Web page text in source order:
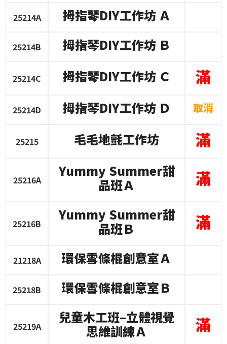
25214A 拇指琴DIY工作坊 Ａ
25214B 拇指琴DIY工作坊 Ｂ
25214C 拇指琴DIY工作坊 Ｃ 滿
25214D 拇指琴DIY工作坊 Ｄ 取消
25215 毛毛地氈工作坊 滿
25216A
Yummy Summer甜
品班Ａ
滿
25216B
Yummy Summer甜
品班Ｂ
滿
21218A 環保雪條棍創意室Ａ
25218B 環保雪條棍創意室Ｂ
25219A
兒童木工班–立體視覺
思維訓練Ａ
滿